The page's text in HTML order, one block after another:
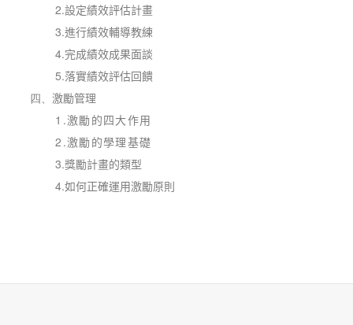
2.設定績效評估計畫
3.進行績效輔導教練
4.完成績效成果面談
5.落實績效評估回饋
四、 激勵管理
1.激勵的四大作用
2.激勵的學理基礎
3.獎勵計畫的類型
4.如何正確運用激勵原則